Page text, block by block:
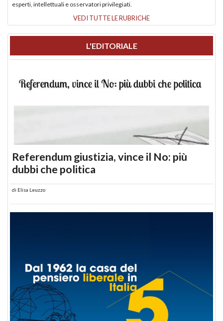
esperti, intellettuali e osservatori privilegiati.
VEDI TUTTE LE RUBRICHE
L'EDITORIALE
Referendum giustizia, vince il No: più
dubbi che politica
di Elisa Leuzzo